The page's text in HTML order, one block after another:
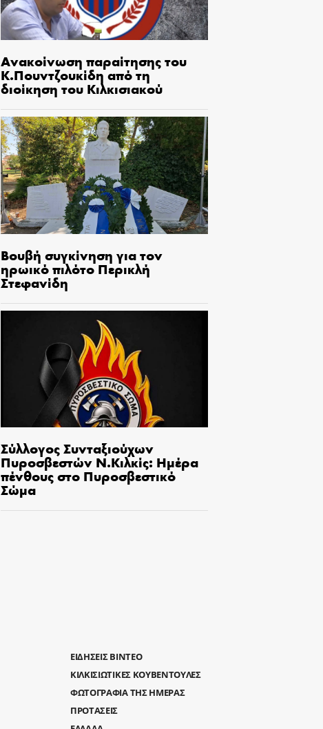
Ανακοίνωση παραίτησης του
Κ.Πουντζουκίδη από τη
διοίκηση του Κιλκισιακού
Βουβή συγκίνηση για τον
ηρωικό πιλότο Περικλή
Στεφανίδη
Σύλλογος Συνταξιούχων
Πυροσβεστών Ν.Κιλκίς: Ημέρα
πένθους στο Πυροσβεστικό
Σώμα
ΕΙΔΗΣΕΙΣ ΒΙΝΤΕΟ
ΚΙΛΚΙΣΙΩΤΙΚΕΣ ΚΟΥΒΕΝΤΟΥΛΕΣ
ΦΩΤΟΓΡΑΦΙΑ ΤΗΣ ΗΜΕΡΑΣ
ΠΡΟΤΑΣΕΙΣ